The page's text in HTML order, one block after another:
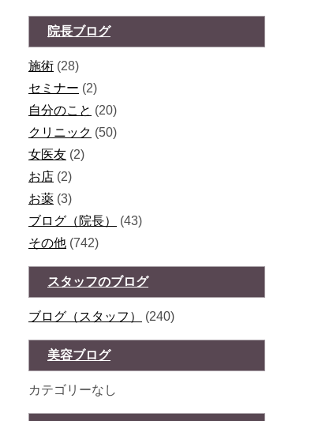
院長ブログ
施術 (28)
セミナー (2)
自分のこと (20)
クリニック (50)
女医友 (2)
お店 (2)
お薬 (3)
ブログ（院長）
(43)
その他 (742)
スタッフのブログ
ブログ（スタッフ） (240)
美容ブログ
カテゴリーなし